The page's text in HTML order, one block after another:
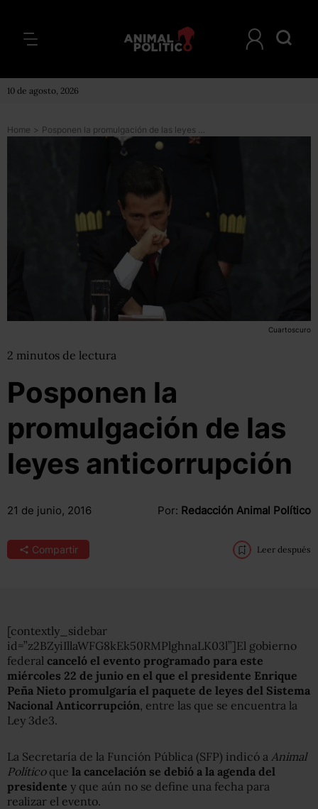
10 de agosto, 2026
Home > Posponen la promulgación de las leyes anticorrupción
Cuartoscuro
2 minutos de lectura
Posponen la
promulgación de las
leyes anticorrupción
21 de junio, 2016 Por: Redacción Animal Político
Compartir Leer después
[contextly_sidebar
id=”z2BZyiIllaWFG8kEk50RMPlghnaLK03l”]El gobierno
federal canceló el evento programado para este
miércoles 22 de junio en el que el presidente Enrique
Peña Nieto promulgaría el paquete de leyes del Sistema
Nacional Anticorrupción, entre las que se encuentra la
Ley 3de3.
La Secretaría de la Función Pública (SFP) indicó a Animal
Políticoque la cancelación se debió a la agenda del
presidente y que aún no se define una fecha para
realizar el evento.